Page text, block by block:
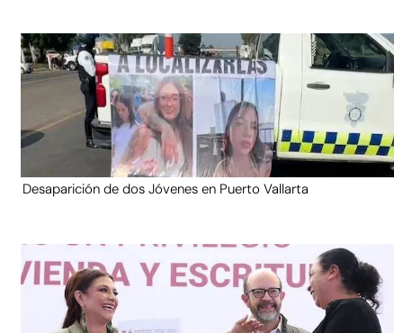
Desaparición de dos Jóvenes en Puerto Vallarta